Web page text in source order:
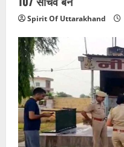
Spirit Of Uttarakhand